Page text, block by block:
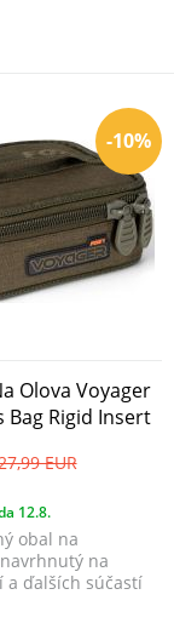
-10%
Olova Voyager
Bag Rigid Insert
EUR
12.8.
obal na
na
a ďalších súčastí